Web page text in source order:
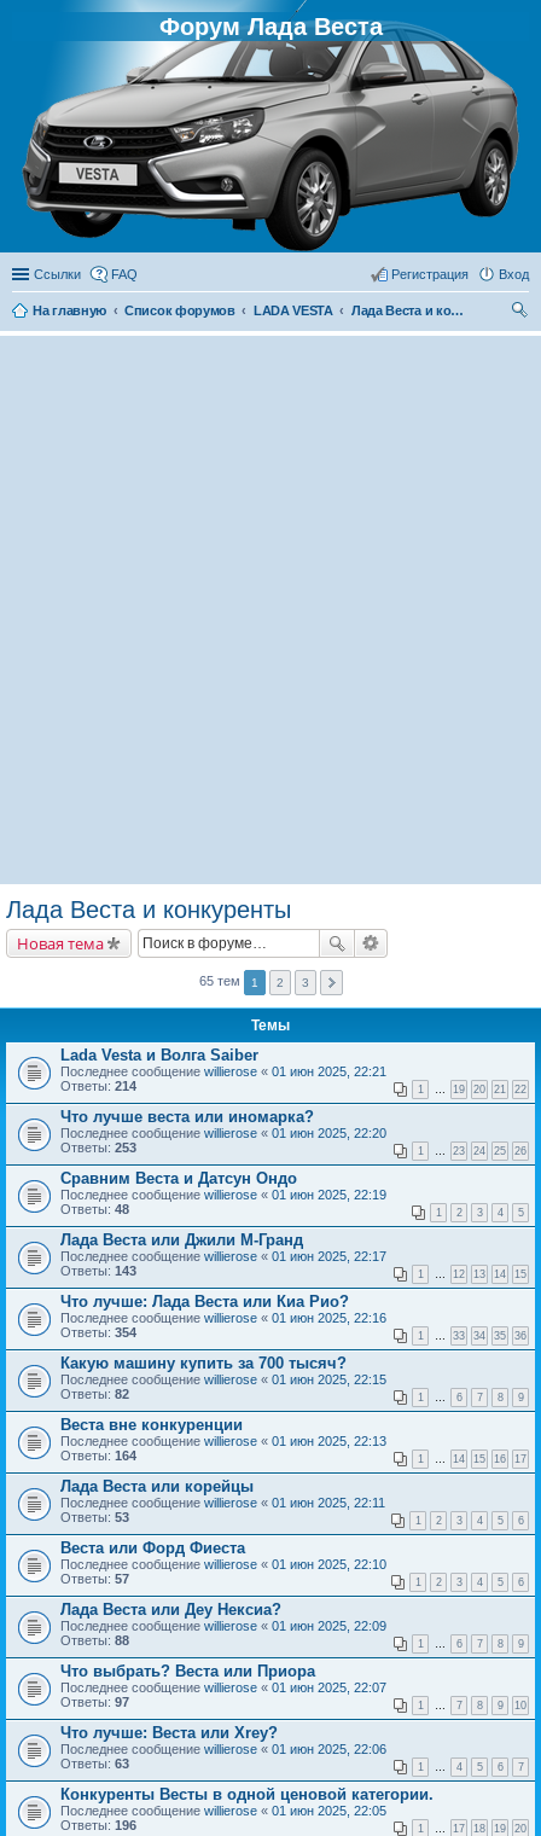
Форум Лада Веста
Ссылки FAQ Вход
Регистрация
На главную Список форумов LADA VESTA
Лада Веста и конкуренты
ои
Лада Веста и конкуренты
Новая тема
65 тем 1 2 3
Темы
Lada Vesta и Волга Saiber
Последнее сообщение willierose « 01 июн 2025, 22:21
Ответы: 214 1 … 19 20 21 22
Что лучше веста или иномарка?
Последнее сообщение willierose « 01 июн 2025, 22:20
Ответы: 253 1 … 23 24 25 26
Сравним Веста и Датсун Ондо
Последнее сообщение willierose « 01 июн 2025, 22:19
Ответы: 48 1 2 3 4 5
Лада Веста или Джили М-Гранд
Последнее сообщение willierose « 01 июн 2025, 22:17
Ответы: 143 1 … 12 13 14 15
Что лучше: Лада Веста или Киа Рио?
Последнее сообщение willierose « 01 июн 2025, 22:16
Ответы: 354 1 … 33 34 35 36
Какую машину купить за 700 тысяч?
Последнее сообщение willierose « 01 июн 2025, 22:15
Ответы: 82 1 … 6 7 8 9
Веста вне конкуренции
Последнее сообщение willierose « 01 июн 2025, 22:13
Ответы: 164 1 … 14 15 16 17
Лада Веста или корейцы
Последнее сообщение willierose « 01 июн 2025, 22:11
Ответы: 53 1 2 3 4 5 6
Веста или Форд Фиеста
Последнее сообщение willierose « 01 июн 2025, 22:10
Ответы: 57 1 2 3 4 5 6
Лада Веста или Деу Нексиа?
Последнее сообщение willierose « 01 июн 2025, 22:09
Ответы: 88 1 … 6 7 8 9
Что выбрать? Веста или Приора
Последнее сообщение willierose « 01 июн 2025, 22:07
Ответы: 97 1 … 7 8 9 10
Что лучше: Веста или Xrey?
Последнее сообщение willierose « 01 июн 2025, 22:06
Ответы: 63 1 … 4 5 6 7
Конкуренты Весты в одной ценовой категории.
Последнее сообщение willierose « 01 июн 2025, 22:05
Ответы: 196 1 … 17 18 19 20